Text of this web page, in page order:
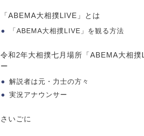
「ABEMA大相撲LIVE」とは
「ABEMA大相撲LIVE」を観る方法
令和2年大相撲七月場所「ABEMA大相
ー
解説者は元・力士の方々
実況アナウンサー
さいごに